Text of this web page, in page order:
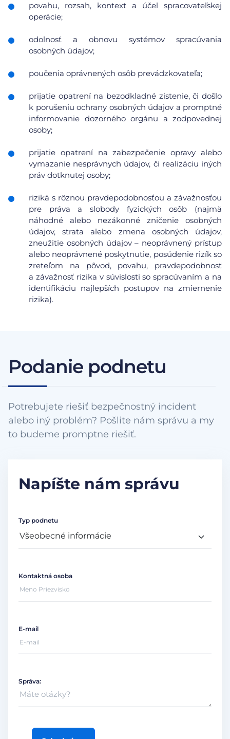
povahu, rozsah, kontext a účel spracovateľskej
operácie;
odolnosť a obnovu systémov spracúvania
osobných údajov;
poučenia oprávnených osôb prevádzkovateľa;
prijatie opatrení na bezodkladné zistenie, či došlo
k porušeniu ochrany osobných údajov a promptné
informovanie dozorného orgánu a zodpovednej
osoby;
prijatie opatrení na zabezpečenie opravy alebo
vymazanie nesprávnych údajov, či realizáciu iných
práv dotknutej osoby;
riziká s rôznou pravdepodobnosťou a závažnosťou
pre práva a slobody fyzických osôb (najmä
náhodné alebo nezákonné zničenie osobných
údajov, strata alebo zmena osobných údajov,
zneužitie osobných údajov – neoprávnený prístup
alebo neoprávnené poskytnutie, posúdenie rizík so
zreteľom na pôvod, povahu, pravdepodobnosť
a závažnosť rizika v súvislosti so spracúvaním a na
identifikáciu najlepších postupov na zmiernenie
rizika).
Podanie podnetu
Potrebujete riešiť bezpečnostný incident
alebo iný problém? Pošlite nám správu a my
to budeme promptne riešiť.
Napíšte nám správu
Typ podnetu
Kontaktná osoba
E-mail
Správa: